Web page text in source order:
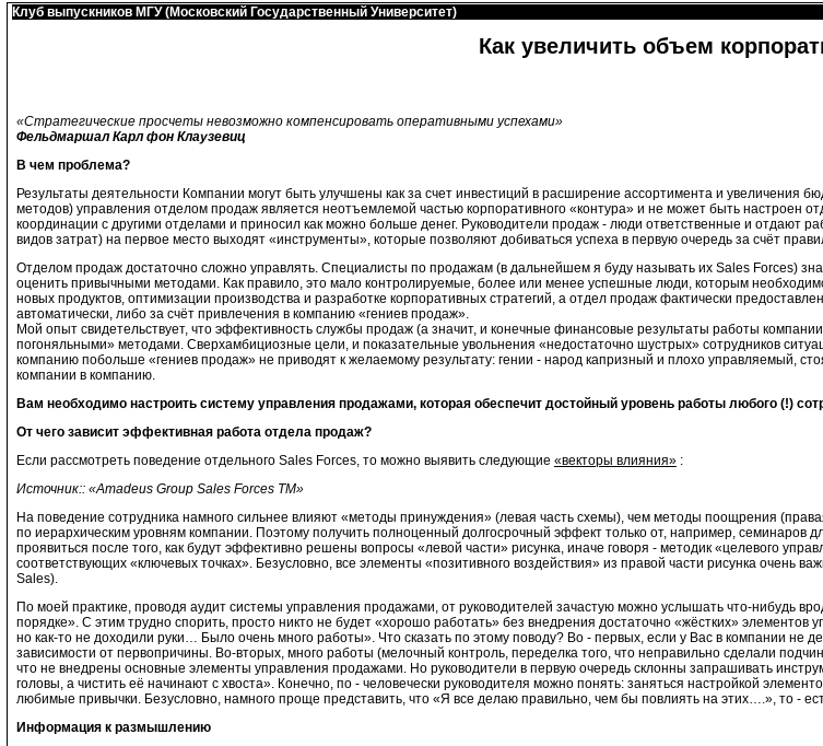
Клуб выпускников МГУ (Московский Государственный Университет)
Как увеличить объем
«Стратегические просчеты невозможно компенсировать оперативными успехами»
Фельдмаршал Карл фон Клаузевиц
В чем проблема?
Результаты деятельности Компании могут быть улучшены как за счет инвестиций в расширение ассортимента и
методов) управления отделом продаж является неотъемлемой частью корпоративного «контура» и не может быть настроен
координации с другими отделами и приносил как можно больше денег. Руководители продаж - люди ответственные и отдают
видов затрат) на первое место выходят «инструменты», которые позволяют добиваться успеха в первую очередь за счёт
Отделом продаж достаточно сложно управлять. Специалисты по продажам (в дальнейшем я буду называть их Sales Forces)
оценить привычными методами. Как правило, это мало контролируемые, более или менее успешные люди, которым
новых продуктов, оптимизации производства и разработке корпоративных стратегий, а отдел продаж фактически
автоматически, либо за счёт привлечения в компанию «гениев продаж».
Мой опыт свидетельствует, что эффективность службы продаж (а значит, и конечные финансовые результаты работы
погоняльными» методами. Сверхамбициозные цели, и показательные увольнения «недостаточно шустрых» сотрудников
компанию побольше «гениев продаж» не приводят к желаемому результату: гении - народ капризный и плохо управляемый,
компании в компанию.
Вам необходимо настроить систему управления продажами, которая обеспечит достойный уровень работы любого (!)
От чего зависит эффективная работа отдела продаж?
Если рассмотреть поведение отдельного Sales Forces, то можно выявить следующие «векторы влияния» :
Источник:: «Amadeus Group Sales Forces TM»
На поведение сотрудника намного сильнее влияют «методы принуждения» (левая часть схемы), чем методы поощрения
по иерархическим уровням компании. Поэтому получить полноценный долгосрочный эффект только от, например,
проявиться после того, как будут эффективно решены вопросы «левой части» рисунка, иначе говоря - методик «целевого
соответствующих «ключевых точках». Безусловно, все элементы «позитивного воздействия» из правой части рисунка очень
Sales).
По моей практике, проводя аудит системы управления продажами, от руководителей зачастую можно услышать что-нибудь
порядке». С этим трудно спорить, просто никто не будет «хорошо работать» без внедрения достаточно «жёстких»
но как-то не доходили руки… Было очень много работы». Что сказать по этому поводу? Во - первых, если у Вас в компании
зависимости от первопричины. Во-вторых, много работы (мелочный контроль, переделка того, что неправильно сделали
что не внедрены основные элементы управления продажами. Но руководители в первую очередь склонны запрашивать
головы, а чистить её начинают с хвоста». Конечно, по - человечески руководителя можно понять: заняться настройкой
любимые привычки. Безусловно, намного проще представить, что «Я все делаю правильно, чем бы повлиять на этих….», то -
Информация к размышлению